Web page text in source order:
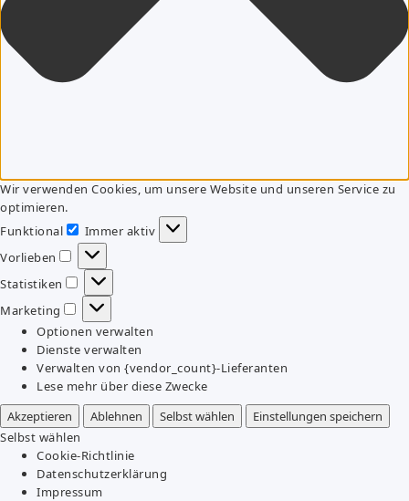
Wir verwenden Cookies, um unsere Website und unseren Service zu
optimieren.
Funktional
Funktional
Immer aktiv
Vorlieben
Vorlieben
Statistiken
Statistiken
Marketing
Marketing
Optionen verwalten
Dienste verwalten
Verwalten von {vendor_count}-Lieferanten
Lese mehr über diese Zwecke
Akzeptieren
Ablehnen Selbst wählen
Einstellungen speichern
Selbst wählen
Cookie-Richtlinie
Datenschutzerklärung
Impressum